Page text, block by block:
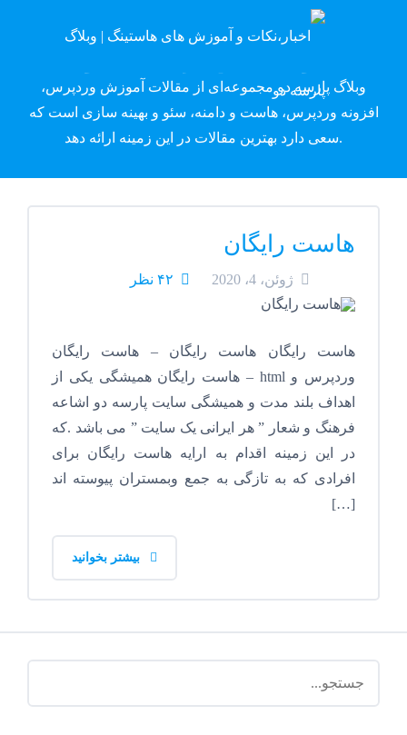
وبلاگ پارسه دِو
وبلاگ پارسه دو مجموعه‌ای از مقالات آموزش وردپرس،
افزونه وردپرس، هاست و دامنه، سئو و بهینه سازی است که
سعی دارد بهترین مقالات در این زمینه ارائه دهد.
هاست رایگان
ژوئن، 4، 2020 ۴۲ نظر
هاست رایگان هاست رایگان – هاست رایگان
وردپرس و html – هاست رایگان همیشگی یکی از
اهداف بلند مدت و همیشگی سایت پارسه دو اشاعه
فرهنگ و شعار ” هر ایرانی یک سایت ” می باشد .که
در این زمینه اقدام به ارایه هاست رایگان برای
افرادی که به تازگی به جمع وبمستران پیوسته اند
[…]